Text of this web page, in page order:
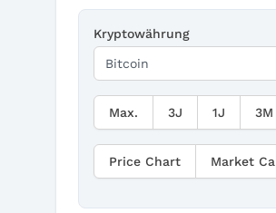
Kryptowährung
Max. 3J 1J 3M
Price Chart Market